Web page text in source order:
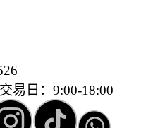
易日：9:00-18:00